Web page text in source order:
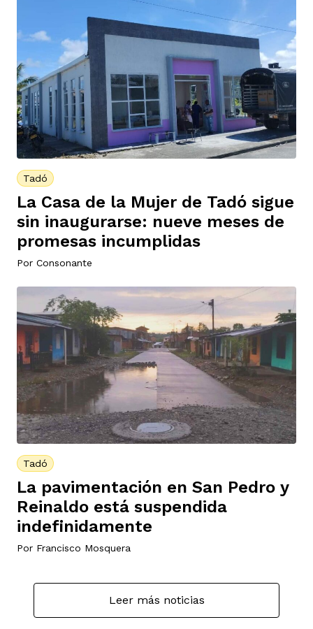
Tadó
La Casa de la Mujer de Tadó sigue
sin inaugurarse: nueve meses de
promesas incumplidas
Por Consonante
Tadó
La pavimentación en San Pedro y
Reinaldo está suspendida
indefinidamente
Por Francisco Mosquera
Leer más noticias